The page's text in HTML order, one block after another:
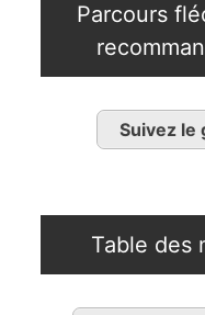
Parcours
Suivez le
Table des